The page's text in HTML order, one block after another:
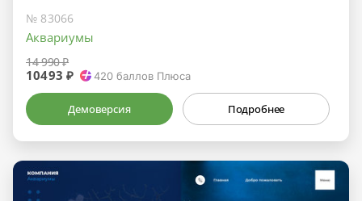
№ 83066
Аквариумы
14 990 ₽
10493 ₽ 420 баллов Плюса
Демоверсия Подробнее